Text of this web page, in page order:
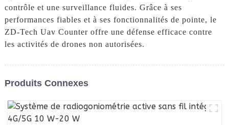
contrôle et une surveillance fluides. Grâce à ses
performances fiables et à ses fonctionnalités de pointe, le
ZD-Tech Uav Counter offre une défense efficace contre
les activités de drones non autorisées.
Produits Connexes